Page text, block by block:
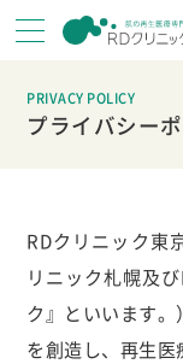
PRIVACY POLICY
プライバシー
RDクリニック東
リニック札幌及
ク』といいます
を創造し、再生